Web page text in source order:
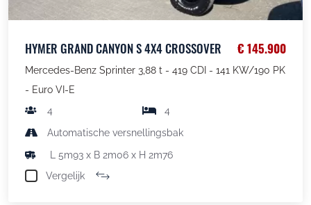
HYMER GRAND CANYON S 4X4 CROSSOVER € 145.900
Mercedes-Benz Sprinter 3,88 t - 419 CDI - 141 KW/190 PK
- Euro VI-E
4
4
Automatische versnellingsbak
L 5m93 x B 2m06 x H 2m76
Vergelijk